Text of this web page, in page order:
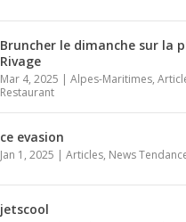
Bruncher le dimanche sur la
Rivage
Mar 4, 2025 |Alpes-Maritimes,
Restaurant
ce evasion
Jan 1, 2025 |Articles, News
jetscool